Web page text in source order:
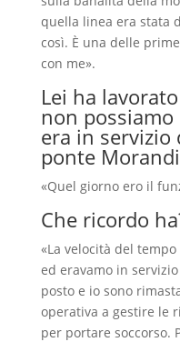
quella linea era stata
così. È una delle
con me».
Lei ha
non
era in servizio
ponte Morandi
«Quel giorno ero il
Che ricordo
«La velocità del
ed eravamo in
posto e io sono
operativa a gestire le
per portare soccorso.